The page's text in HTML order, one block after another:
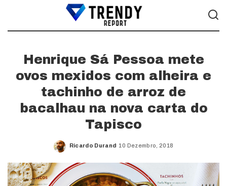
Henrique Sá Pessoa mete
ovos mexidos com alheira e
tachinho de arroz de
bacalhau na nova carta do
Tapisco
Posted
Ricardo Durand 10 Dezembro, 2018